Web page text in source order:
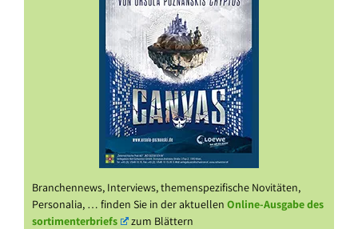
Branchennews, Interviews, themenspezifische Novitäten,
Personalia, … finden Sie in der aktuellen Online-Ausgabe des
sortimenterbriefs
zum Blättern